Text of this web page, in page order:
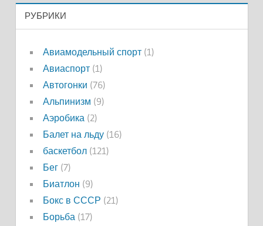
РУБРИКИ
Авиамодельный спорт(1)
Авиаспорт(1)
Автогонки (76)
Альпинизм (9)
Аэробика (2)
Балет на льду(16)
баскетбол(121)
Бег(7)
Биатлон (9)
Бокс в СССР (21)
Борьба (17)